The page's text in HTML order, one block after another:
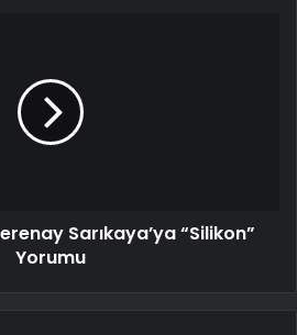
Sarıkaya’ya “Silikon”
Yorumu